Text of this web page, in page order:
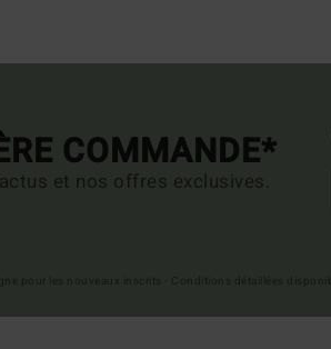
COMMANDE*
et nos offres exclusives.